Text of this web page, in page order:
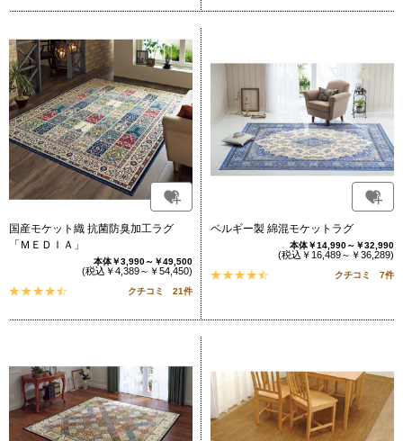
国産モケット織 抗菌防臭加工ラグ
「ＭＥＤＩＡ」
本体￥3,990～￥49,500
(税込￥4,389～￥54,450)
クチコミ 21件
ベルギー製 綿混モケットラグ
本体￥14,990～￥32,990
(税込￥16,489～￥36,289)
クチコミ 7件